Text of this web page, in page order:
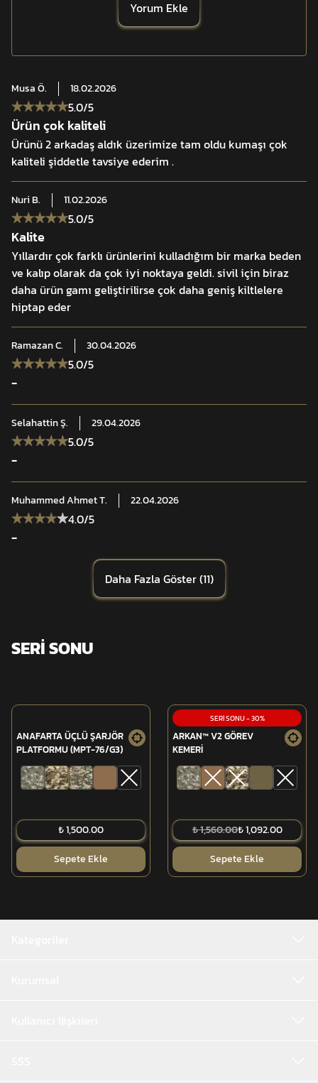
Yüksek gramajlı%100mikro polar
YKK® dayanıklı fermuar sistemi
Yarım fermuarlı ergonomik yaka
Arma/peç paneli
Profesyonel ara katman tasarımı
Soğuk hava uyumlu yapı
Uzun ömürlü form stabilitesi
Yorum Ekle
MusaÖ. 18.02.2026
5.0/5
Ürün çok kaliteli
Ürünü 2 arkadaş aldık üzerimize tam oldu kumaşı çok
kaliteli şiddetle tavsiye ederim .
NuriB. 11.02.2026
5.0/5
Kalite
Yıllardır çok farklı ürünlerini kulladığım bir marka beden
ve kalıp olarak da çok iyi noktaya geldi. sivil için biraz
daha ürün gamı geliştirilirse çok daha geniş kiltlelere
hiptap eder
RamazanC. 30.04.2026
5.0/5
-
SelahattinŞ. 29.04.2026
5.0/5
-
Muhammed AhmetT. 22.04.2026
4.0/5
-
Daha Fazla Göster(11)
SERİ SONU
ANAFARTA ÜÇLÜ ŞARJÖR
PLATFORMU (MPT-76/G3)
₺ 1,500.00
Sepete Ekle
SERİ SONU-30%
ARKAN™ V2 GÖREV
KEMERİ
₺ 1,560.00₺ 1,092.00
Sepete Ekle